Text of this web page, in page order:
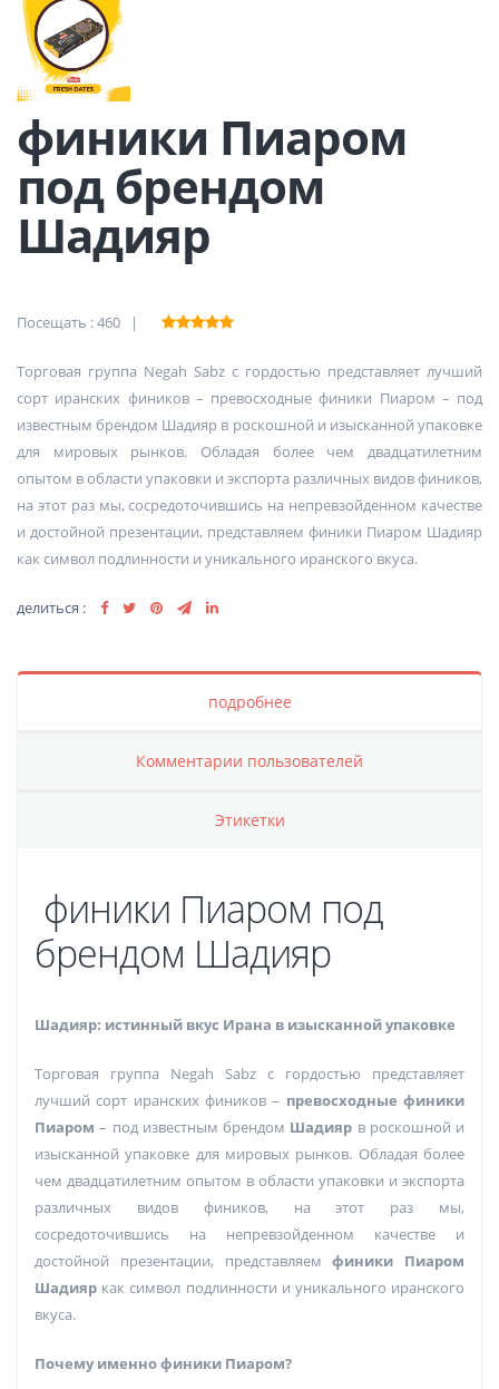
финики Пиаром
под брендом
Шадияр
Посещать : 460 |
Торговая группа Negah Sabz с гордостью представляет лучший
сорт иранских фиников – превосходные финики Пиаром – под
известным брендом Шадияр в роскошной и изысканной упаковке
для мировых рынков. Обладая более чем двадцатилетним
опытом в области упаковки и экспорта различных видов фиников,
на этот раз мы, сосредоточившись на непревзойденном качестве
и достойной презентации, представляем финики Пиаром Шадияр
как символ подлинности и уникального иранского вкуса.
делиться :
подробнее
Комментарии пользователей
Этикетки
финики Пиаром под
брендом Шадияр
Шадияр: истинный вкус Ирана в изысканной упаковке
Торговая группа Negah Sabz с гордостью представляет
лучший сорт иранских фиников – превосходные финики
Пиаром – под известным брендом Шадияр в роскошной и
изысканной упаковке для мировых рынков. Обладая более
чем двадцатилетним опытом в области упаковки и экспорта
различных видов фиников, на этот раз мы,
сосредоточившись на непревзойденном качестве и
достойной презентации, представляемфиники Пиаром
Шадияр как символ подлинности и уникального иранского
вкуса.
Почему именно финики Пиаром?